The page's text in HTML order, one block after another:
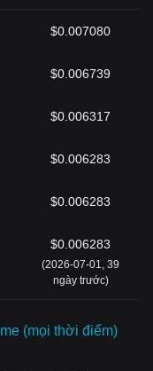
$0.007080
$0.006739
$0.006317
$0.006283
$0.006283
$0.006283
(2026-07-01, 39
ngày trước)
(mọi thời điểm)